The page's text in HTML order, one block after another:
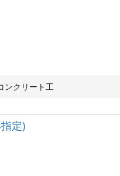
ンクリート工
定)